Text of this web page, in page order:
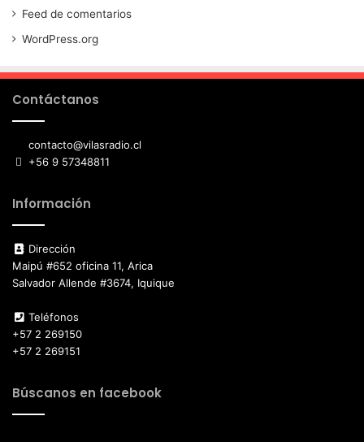
Feed de comentarios
WordPress.org
Contáctanos
contacto@vilasradio.cl
+56 9 57348811
Información
Dirección
Maipú #652 oficina 11, Arica
Salvador Allende #3674, Iquique
Teléfonos
+57 2 269150
+57 2 269151
Búscanos en facebook